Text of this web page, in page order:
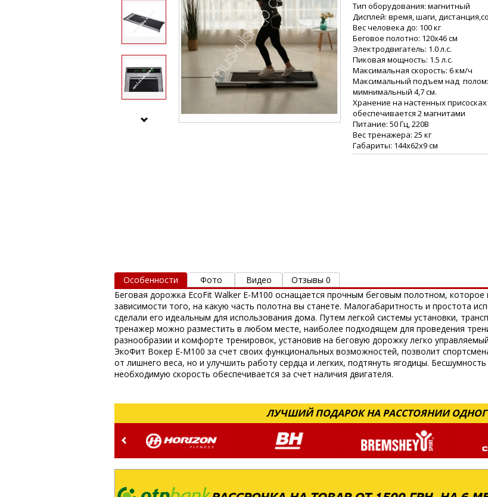
Тип оборудования: магнитный
Дисплей: время, шаги,
Вес человека до: 100 кг
Беговое полотно: 120х46 см
Электродвигатель: 1.0 л.с.
Пиковая мощность: 1.5 л.с.
Максимальная скорость: 6 км/ч
Максимальный подъем над полом:
мимнимальный 4,7 см.
Хранение на настенных присосках
обеспечивается 2 магнитами
Питание: 50 Гц, 220В
Вес тренажера: 25 кг
Габариты: 144х62х9 см
Особенности Фото Видео
Отзывы 0
Беговая дорожка EcoFit Walker E-M100 оснащается прочным беговым полотном, которое
зависимости того, на какую часть полотна вы станете. Малогабаритность и простота
сделали его идеальным для использования дома. Путем легкой системы установки,
тренажер можно разместить в любом месте, наиболее подходящем для проведения
разнообразии и комфорте тренировок, установив на беговую дорожку легко
ЭкоФит Вокер E-M100 за счет своих функциональных возможностей, позволит
от лишнего веса, но и улучшить работу сердца и легких, подтянуть ягодицы.
необходимую скорость обеспечивается за счет наличия двигателя.
ЛУЧШИЙ ПОДАРОК НА РАССТОЯНИИ